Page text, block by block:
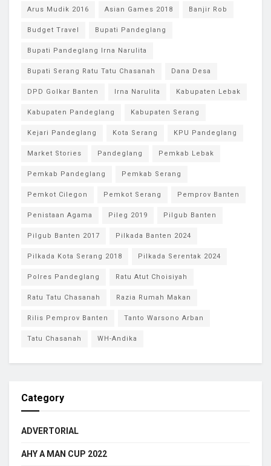
Arus Mudik 2016 Asian Games 2018 Banjir Rob
Budget Travel Bupati Pandeglang
Bupati Pandeglang Irna Narulita
Bupati Serang Ratu Tatu Chasanah Dana Desa
DPD Golkar Banten Irna Narulita Kabupaten Lebak
Kabupaten Pandeglang Kabupaten Serang
Kejari Pandeglang Kota Serang KPU Pandeglang
Market Stories Pandeglang Pemkab Lebak
Pemkab Pandeglang Pemkab Serang
Pemkot Cilegon Pemkot Serang Pemprov Banten
Penistaan Agama Pileg 2019 Pilgub Banten
Pilgub Banten 2017 Pilkada Banten 2024
Pilkada Kota Serang 2018 Pilkada Serentak 2024
Polres Pandeglang Ratu Atut Choisiyah
Ratu Tatu Chasanah Razia Rumah Makan
Rilis Pemprov Banten Tanto Warsono Arban
Tatu Chasanah WH-Andika
Category
ADVERTORIAL
AHY A MAN CUP 2022